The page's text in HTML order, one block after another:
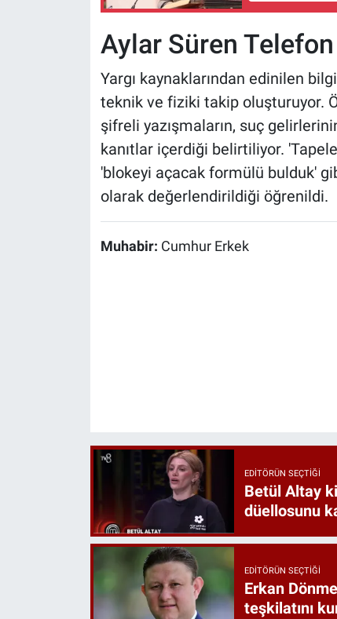
Aylar Süren
Yargı kaynaklarından edinilen
teknik ve fiziki takip oluşturuyor.
şifreli yazışmaların, suç
kanıtlar içerdiği belirtiliyor.
'blokeyi açacak formülü bulduk'
olarak değerlendirildiği öğrenildi.
Muhabir: Cumhur Erkek
EDITÖRÜN SEÇTIĞI
Betül Altay
düellosunu
EDITÖRÜN SEÇTIĞI
Erkan
teşkilatını